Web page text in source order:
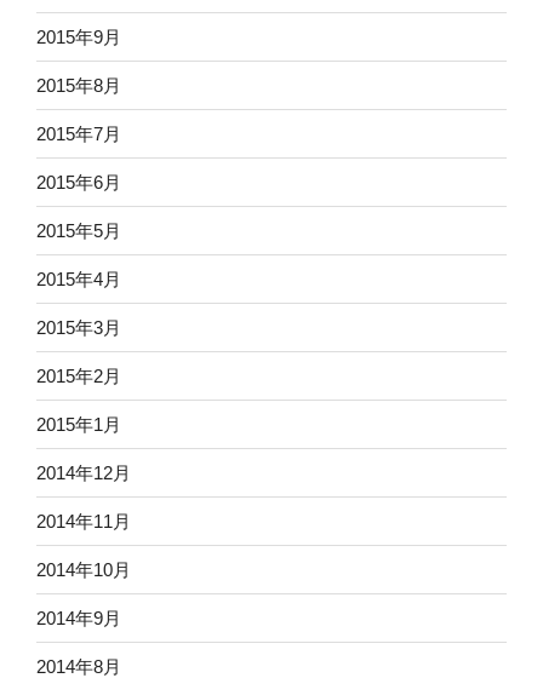
2015年9月
2015年8月
2015年7月
2015年6月
2015年5月
2015年4月
2015年3月
2015年2月
2015年1月
2014年12月
2014年11月
2014年10月
2014年9月
2014年8月